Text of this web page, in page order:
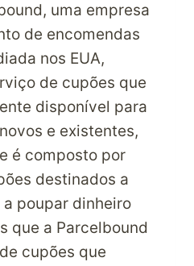
uma empresa
de encomendas
nos EUA,
de cupões que
disponível para
e existentes,
é composto por
destinados a
poupar dinheiro
que a Parcelbound
cupões que